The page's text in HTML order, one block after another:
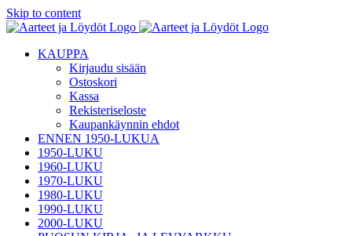
Skip to content
KAUPPA
Kirjaudu sisään
Ostoskori
Kassa
Rekisteriseloste
Kaupankäynnin ehdot
ENNEN 1950-LUKUA
1950-LUKU
1960-LUKU
1970-LUKU
1980-LUKU
1990-LUKU
2000-LUKU